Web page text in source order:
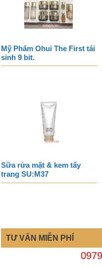
Mỹ Phẩm Ohui The First tái
sinh 9 bit.
Sữa rửa mặt & kem tẩy
trang SU:M37
TƯ VẤN MIỄN PHÍ